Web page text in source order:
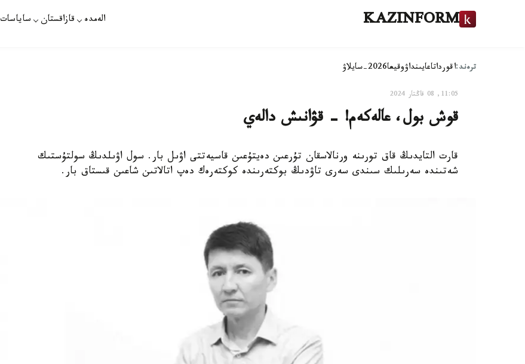
KAZINFORM الەمدە قازاقستان ساياسات
ترەند:اقورداتاعايىنداۋوقيعا2026-سايلاۋ
11:05, 08 قاڭتار 2024
قوش بول، عالەكەم! - قۋانىش دالەي
قارت التايدىڭ قاق تورىنە ورنالاسقان تۇرعىن دەيتۇعىن قاسيەتتى اۋىل بار. سول اۋىلدىڭ سولتۇستىك
شەتىندە سەرىلىك سىندى سەرى تاۋدىڭ بوكتەرىندە كوكتەرەك دەپ اتالاتىن شاعىن قىستاق بار.